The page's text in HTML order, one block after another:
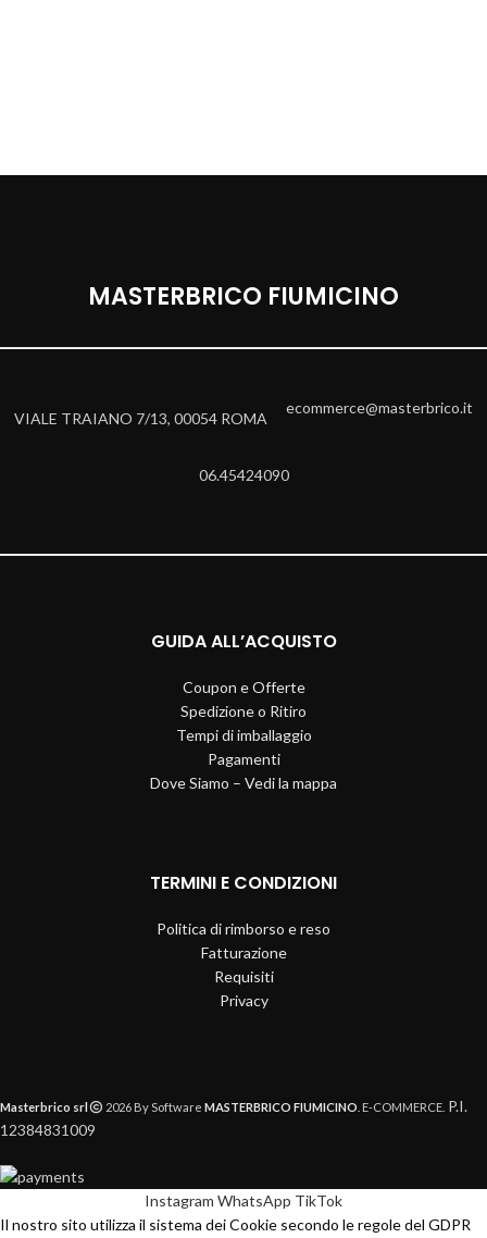
MASTERBRICO FIUMICINO
VIALE TRAIANO 7/13, 00054 ROMA
ecommerce@masterbrico.it
06.45424090
GUIDA ALL’ACQUISTO
Coupon e Offerte
Spedizione o Ritiro
Tempi di imballaggio
Pagamenti
Dove Siamo – Vedi la mappa
TERMINI E CONDIZIONI
Politica di rimborso e reso
Fatturazione
Requisiti
Privacy
Masterbrico srl 2026 By Software MASTERBRICO FIUMICINO . E-COMMERCE. P.I.
12384831009
Instagram WhatsApp TikTok
Il nostro sito utilizza il sistema dei Cookie secondo le regole del GDPR